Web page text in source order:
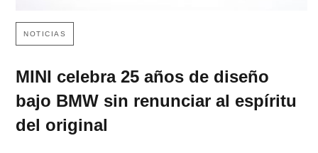
NOTICIAS
MINI celebra 25 años de diseño
bajo BMW sin renunciar al espíritu
del original